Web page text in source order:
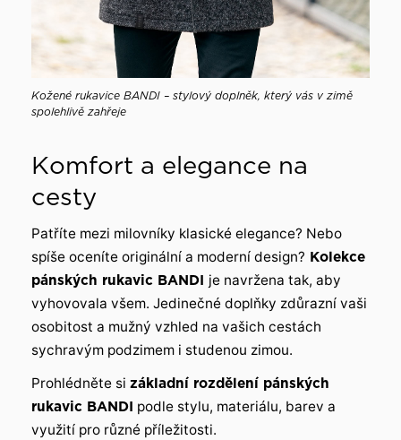
Kožené rukavice BANDI – stylový doplněk, který vás v zimě
spolehlivě zahřeje
Komfort a elegance na
cesty
Patříte mezi milovníky klasické elegance? Nebo
spíše oceníte originální a moderní design? Kolekce
pánských rukavic BANDI je navržena tak, aby
vyhovovala všem. Jedinečné doplňky zdůrazní vaši
osobitost a mužný vzhled na vašich cestách
sychravým podzimem i studenou zimou.
Prohlédněte si základní rozdělení pánských
rukavic BANDI podle stylu, materiálu, barev a
využití pro různé příležitosti.